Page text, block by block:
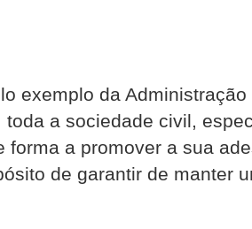
exemplo da
toda a sociedade civil,
forma a promover a sua
de garantir de manter